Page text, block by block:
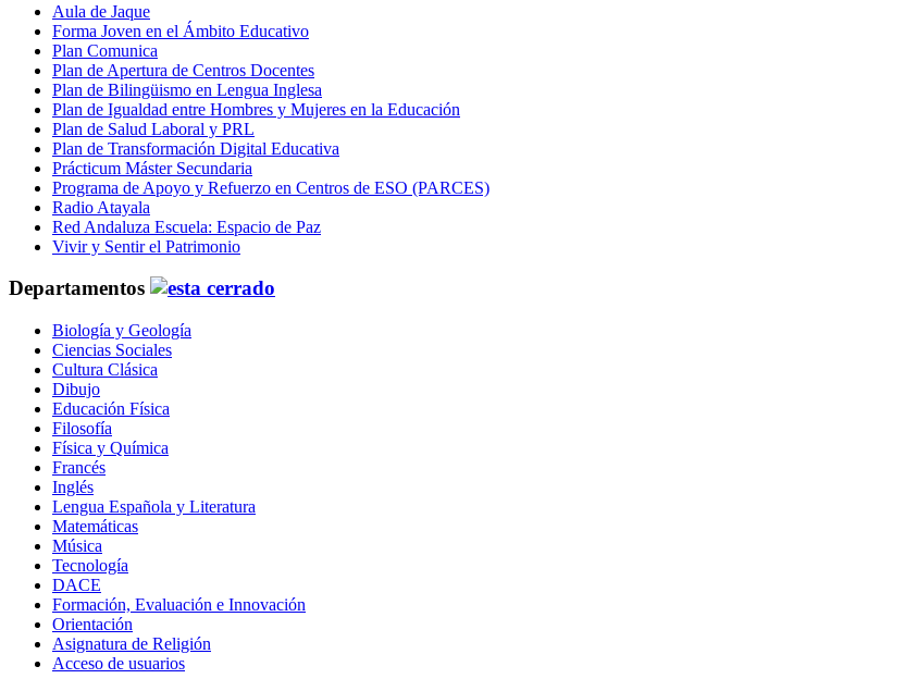
Aula de Jaque
Forma Joven en el Ámbito Educativo
Plan Comunica
Plan de Apertura de Centros Docentes
Plan de Bilingüismo en Lengua Inglesa
Plan de Igualdad entre Hombres y Mujeres en la Educación
Plan de Salud Laboral y PRL
Plan de Transformación Digital Educativa
Prácticum Máster Secundaria
Programa de Apoyo y Refuerzo en Centros de ESO (PARCES)
Radio Atayala
Red Andaluza Escuela: Espacio de Paz
Vivir y Sentir el Patrimonio
Departamentos
Biología y Geología
Ciencias Sociales
Cultura Clásica
Dibujo
Educación Física
Filosofía
Física y Química
Francés
Inglés
Lengua Española y Literatura
Matemáticas
Música
Tecnología
DACE
Formación, Evaluación e Innovación
Orientación
Asignatura de Religión
Acceso de usuarios